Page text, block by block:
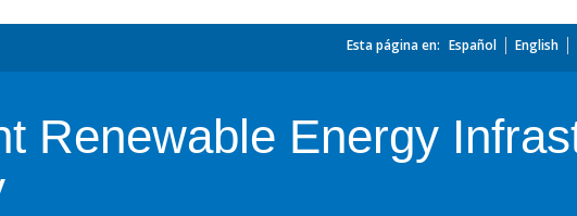
Esta página en: Español English
Renewable Energy